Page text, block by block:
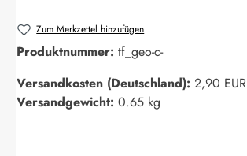
Zum Merkzettel hinzufügen
Produktnummer: tf_geo-c-
Versandkosten (Deutschland): 2,90 EUR
Versandgewicht: 0.65 kg